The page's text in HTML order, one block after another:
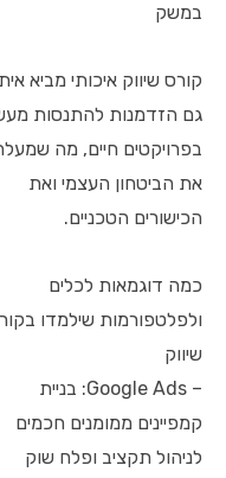
במשק
קורס שיווק איכותי מביא
גם הזדמנות להתנסות
בפרויקטים חיים, מה
את הביטחון העצמי ואת
הכישורים הטכניים.
כמה דוגמאות לכלים
ולפלטפורמות שילמדו
שיווק
– Google Ads: בניית
קמפיינים ממומנים חכמים
לניהול תקציב ופלח שוק